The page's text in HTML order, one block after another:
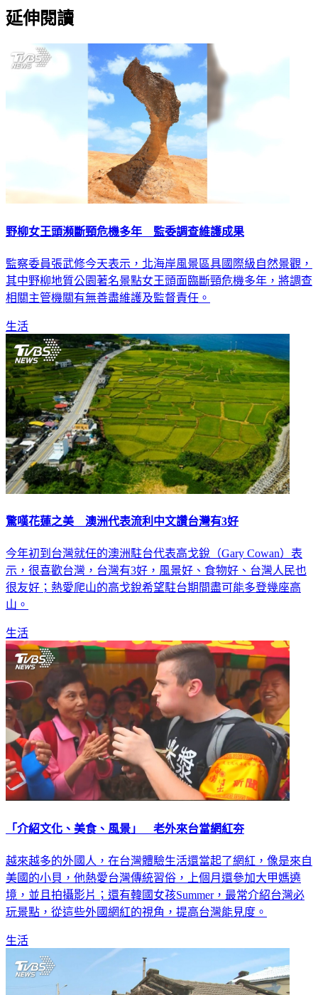
延伸閱讀
野柳女王頭瀕斷頸危機多年 監委調查維護成果
監察委員張武修今天表示，北海岸風景區具國際級自然景觀，
其中野柳地質公園著名景點女王頭面臨斷頸危機多年，將調查
相關主管機關有無善盡維護及監督責任。
生活
驚嘆花蓮之美 澳洲代表流利中文讚台灣有3好
今年初到台灣就任的澳洲駐台代表高戈銳（Gary Cowan）表
示，很喜歡台灣，台灣有3好，風景好、食物好、台灣人民也
很友好；熱愛爬山的高戈銳希望駐台期間盡可能多登幾座高
山。
生活
「介紹文化、美食、風景」 老外來台當網紅夯
越來越多的外國人，在台灣體驗生活還當起了網紅，像是來自
美國的小貝，他熱愛台灣傳統習俗，上個月還參加大甲媽遶
境，並且拍攝影片；還有韓國女孩Summer，最常介紹台灣必
玩景點，從這些外國網紅的視角，提高台灣能見度。
生活